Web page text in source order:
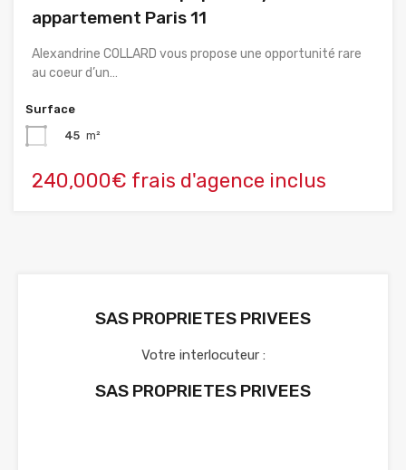
appartement Paris 11
Alexandrine COLLARD vous propose une opportunité rare
au coeur d’un…
Surface
45 m²
240,000€ frais d'agence inclus
SAS PROPRIETES PRIVEES
Votre interlocuteur :
SAS PROPRIETES PRIVEES